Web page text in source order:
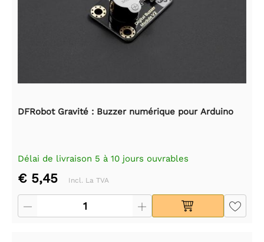
DFRobot Gravité : Buzzer numérique pour Arduino
Délai de livraison 5 à 10 jours ouvrables
€ 5,45 Incl. La TVA